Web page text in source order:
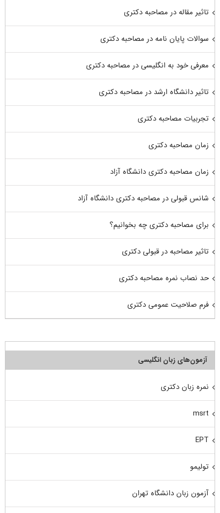
تاثیر مقاله در مصاحبه دکتری
سوالات پایان نامه در مصاحبه دکتری
معرفی خود به انگلیسی در مصاحبه دکتری
تاثیر دانشگاه ارشد در مصاحبه دکتری
تجربیات مصاحبه دکتری
زمان مصاحبه دکتری
زمان مصاحبه دکتری دانشگاه آزاد
شانس قبولی در مصاحبه دکتری دانشگاه آزاد
برای مصاحبه دکتری چه بخوانیم؟
تاثیر مصاحبه در قبولی دکتری
حد نصاب نمره مصاحبه دکتری
فرم صلاحیت عمومی دکتری
آزمون‌های زبان انگلیسی
نمره زبان دکتری
msrt
EPT
تولیمو
آزمون زبان دانشگاه تهران